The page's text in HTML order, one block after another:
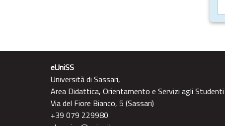
eUniSS
Università di Sassari,
Area Didattica, Orientamento e Servizi agli Studenti
Via del Fiore Bianco, 5 (Sassari)
+39 079 229980